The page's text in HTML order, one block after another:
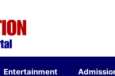
Entertainment